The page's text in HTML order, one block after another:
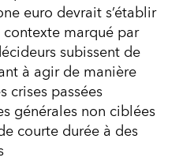
euro devrait s’établir
contexte marqué par
subissent de
à agir de manière
crises passées
générales non ciblées
courte durée à des